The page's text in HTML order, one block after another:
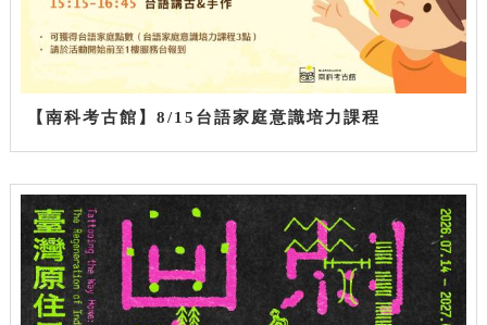
【南科考古館】8/15台語家庭意識培力課程